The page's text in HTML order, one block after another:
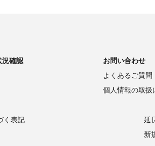
況確認
お問い合わせ
よくあるご質問
個人情報の取扱
く表記
延
新